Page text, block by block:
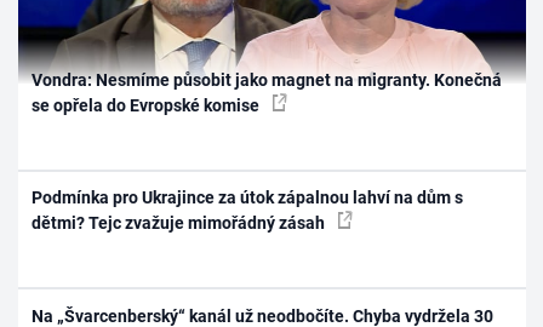
Vondra: Nesmíme působit jako magnet na migranty. Konečná
se opřela do Evropské komise
Podmínka pro Ukrajince za útok zápalnou lahví na dům s
dětmi? Tejc zvažuje mimořádný zásah
Na „Švarcenberský“ kanál už neodbočíte. Chyba vydržela 30